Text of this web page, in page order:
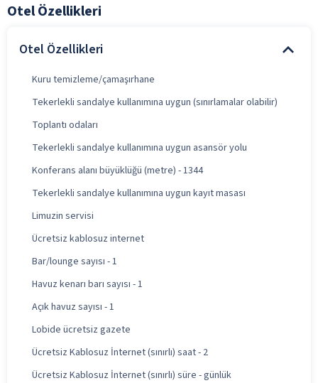
Otel Özellikleri
Otel Özellikleri
Kuru temizleme/çamaşırhane
Tekerlekli sandalye kullanımına uygun (sınırlamalar olabilir)
Toplantı odaları
Tekerlekli sandalye kullanımına uygun asansör yolu
Konferans alanı büyüklüğü (metre) - 1344
Tekerlekli sandalye kullanımına uygun kayıt masası
Limuzin servisi
Ücretsiz kablosuz internet
Bar/lounge sayısı - 1
Havuz kenarı barı sayısı - 1
Açık havuz sayısı - 1
Lobide ücretsiz gazete
Ücretsiz Kablosuz İnternet (sınırlı) saat - 2
Ücretsiz Kablosuz İnternet (sınırlı) süre - günlük